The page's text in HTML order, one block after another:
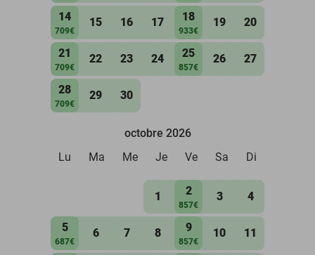
14
709€
15 16 17 18
933€
19 20
21
709€
22 23 24 25
857€
26 27
28
709€
29 30
octobre 2026
Lu
Ma Me Je Ve Sa Di
1 2
857€
3 4
5
687€
6 7 8 9
857€
10 11